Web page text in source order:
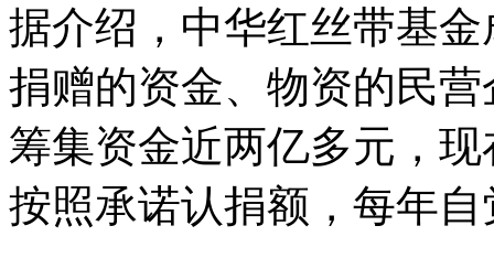
据介绍，中华红丝带基
捐赠的资金、物资的民
筹集资金近两亿多元，
按照承诺认捐额，每年